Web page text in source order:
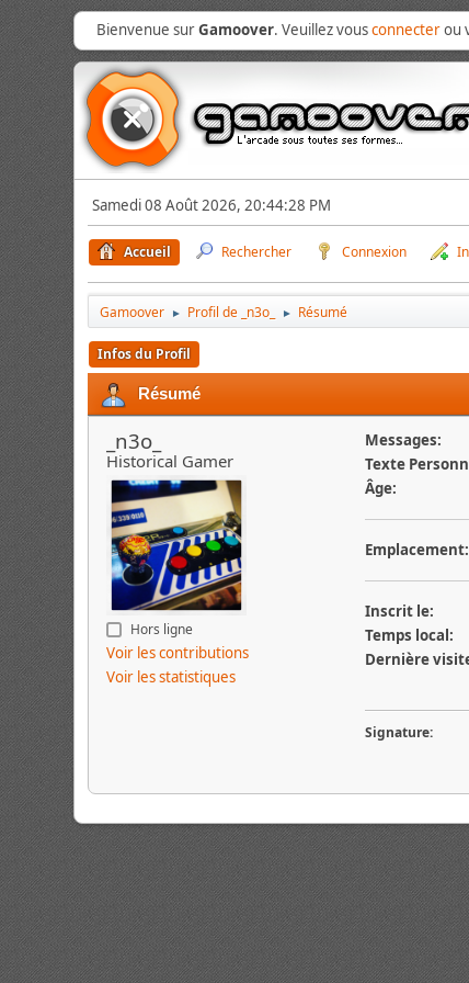
Bienvenue surGamoover. Veuillez vousconnecterou
Samedi 08 Août 2026, 20:44:28 PM
Accueil Rechercher Connexion
Gamoover ► Profil de _n3o_ ► Résumé
Infos du Profil
Résumé
_n3o_
Historical Gamer
Hors ligne
Voir les contributions
Voir les statistiques
Messages:
Texte
Âge:
Emplacement:
Inscrit le:
Temps local:
Dernière
Signature: